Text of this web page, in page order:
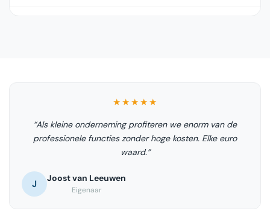
★★★★★
“Als kleine onderneming profiteren we enorm van de
professionele functies zonder hoge kosten. Elke euro
waard.”
J Joost van Leeuwen
Eigenaar